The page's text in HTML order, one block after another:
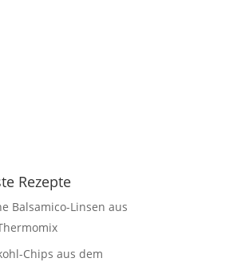
Rezepte
Balsamico-Linsen aus
Chips aus dem